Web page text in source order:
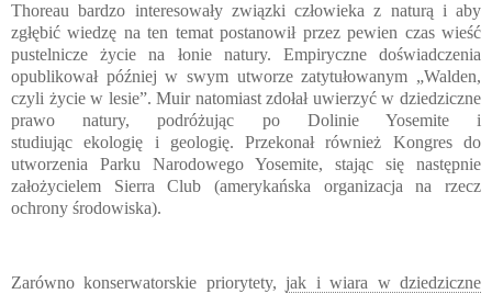
Thoreau bardzo interesowały związki człowieka z naturą i aby
zgłębić wiedzę na ten temat postanowił przez pewien czas wieść
pustelnicze życie na łonie natury. Empiryczne doświadczenia
opublikował później w swym utworze zatytułowanym „Walden,
czyli życie w lesie”. Muir natomiast zdołał uwierzyć w dziedziczne
prawo natury, podróżując po
Dolinie Yosemite
i
studiując
ekologię i geologię. Przekonał również Kongres do
utworzenia
Parku Narodowego Yosemite, stając się następnie
założycielem Sierra Club (amerykańska organizacja na rzecz
ochrony środowiska).
Zarówno konserwatorskie priorytety,jak i wiara w dziedziczne